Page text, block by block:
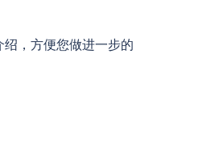
，方便您做进一步的